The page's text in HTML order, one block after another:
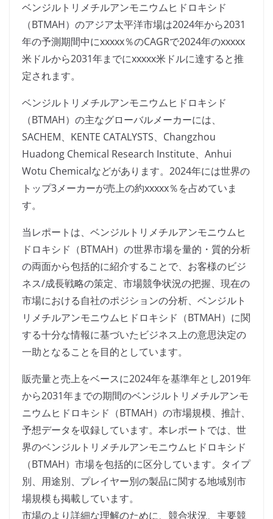
ベンジルトリメチルアンモニウムヒドロキシド
（BTMAH）のアジア太平洋市場は2024年から2031
年の予測期間中にxxxxx％のCAGRで2024年のxxxxx
米ドルから2031年までにxxxxx米ドルに達すると推
定されます。
ベンジルトリメチルアンモニウムヒドロキシド
（BTMAH）の主なグローバルメーカーには、
SACHEM、KENTE CATALYSTS、Changzhou
Huadong Chemical Research Institute、Anhui
Wotu Chemicalなどがあります。2024年には世界の
トップ3メーカーが売上の約xxxxx％を占めていま
す。
当レポートは、ベンジルトリメチルアンモニウムヒ
ドロキシド（BTMAH）の世界市場を量的・質的分析
の両面から包括的に紹介することで、お客様のビジ
ネス/成長戦略の策定、市場競争状況の把握、現在の
市場における自社のポジションの分析、ベンジルト
リメチルアンモニウムヒドロキシド（BTMAH）に関
する十分な情報に基づいたビジネス上の意思決定の
一助となることを目的としています。
販売量と売上をベースに2024年を基準年とし2019年
から2031年までの期間のベンジルトリメチルアンモ
ニウムヒドロキシド（BTMAH）の市場規模、推計、
予想データを収録しています。本レポートでは、世
界のベンジルトリメチルアンモニウムヒドロキシド
（BTMAH）市場を包括的に区分しています。タイプ
別、用途別、プレイヤー別の製品に関する地域別市
場規模も掲載しています。
市場のより詳細な理解のために、競合状況、主要競